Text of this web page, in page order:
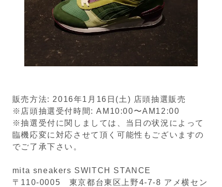
販売方法: 2016年1月16日(土) 店頭抽選販売
※店頭抽選受付時間: AM10:00〜AM12:00
※抽選受付に関しましては、当日の状況によって
臨機応変に対応させて頂く可能性もございますの
でご了承下さい。
mita sneakers SWITCH STANCE
〒110-0005 東京都台東区上野4-7-8 アメ横セン